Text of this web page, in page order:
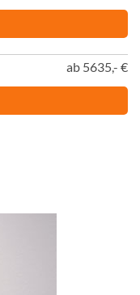
ab 5635,- €